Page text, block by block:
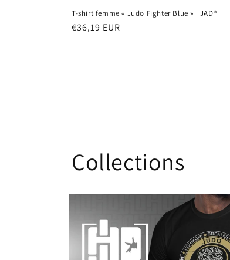
T-shirt femme « Judo Fighter Blue » | JAD®
Prix
€36,19 EUR
Collections